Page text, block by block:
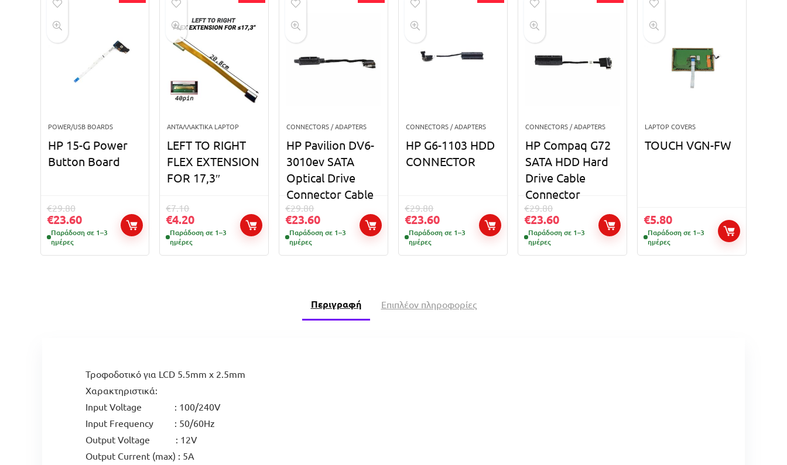
POWER/USB BOARDS
HP 15-G Power
Button Board
€29.80
€23.60
Παράδοση σε 1–3
ημέρες
ΑΝΤΑΛΛΑΚΤΙΚΆ LAPTOP
LEFT TO RIGHT
FLEX EXTENSION
FOR 17,3″
€7.10
€4.20
Παράδοση σε 1–3
ημέρες
CONNECTORS / ADAPTERS
HP Pavilion DV6-
3010ev SATA
Optical Drive
Connector Cable
€29.80
€23.60
Παράδοση σε 1–3
ημέρες
CONNECTORS / ADAPTERS
HP G6-1103 HDD
CONNECTOR
€29.80
€23.60
Παράδοση σε 1–3
ημέρες
CONNECTORS / ADAPTERS
HP Compaq G72
SATA HDD Hard
Drive Cable
Connector
€29.80
€23.60
Παράδοση σε 1–3
ημέρες
LAPTOP COVERS
TOUCH VGN-FW
€5.80
Παράδοση σε 1–3
ημέρες
Περιγραφή Επιπλέον πληροφορίες
Τροφοδοτικό για LCD 5.5mm x 2.5mm
Χαρακτηριστικά:
Input Voltage : 100/240V
Input Frequency : 50/60Hz
Output Voltage : 12V
Output Current (max) : 5A